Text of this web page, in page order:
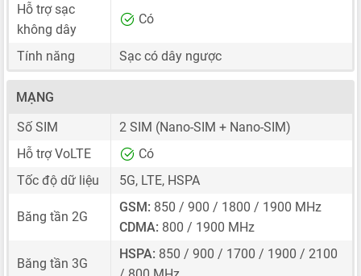
Hỗ trợ sạc
không dây
Có
Tính năng Sạc có dây ngược
MẠNG
Số SIM
2 SIM (Nano-SIM + Nano-SIM)
Hỗ trợ VoLTE
Có
Tốc độ dữ liệu
5G, LTE, HSPA
Băng tần 2G
GSM: 850 / 900 / 1800 / 1900 MHz
CDMA: 800 / 1900 MHz
Băng tần 3G
HSPA: 850 / 900 / 1700 / 1900 / 2100